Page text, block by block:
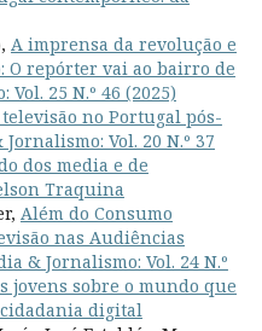
A imprensa da revolução e
O repórter vai ao bairro de
25 N.º 46 (2025)
televisão no Portugal pós-
Vol. 20 N.º 37
dos media e de
Traquina
Além do Consumo
nas Audiências
& Jornalismo: Vol. 24 N.º
jovens sobre o mundo que
digital